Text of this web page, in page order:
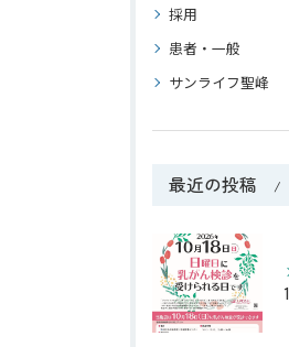
採用
患者・一般
サンライフ聖峰
最近の投稿